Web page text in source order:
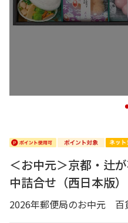
＜お中元＞京都・辻
中詰合せ（西日本版）
2026年郵便局のお中元 百